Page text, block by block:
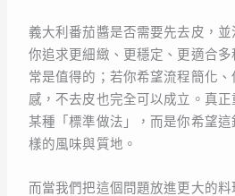
義大利番茄醬是否需要先去皮，
你追求更細緻、更穩定、更適合
常是值得的；若你希望流程簡化
感，不去皮也完全可以成立。真
某種「標準做法」，而是你希望
樣的風味與質地。
而當我們把這個問題放進更大的